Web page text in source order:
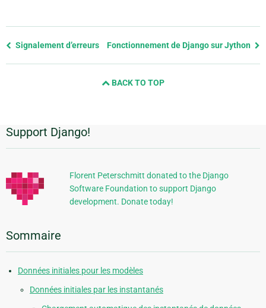
Previous
Signalement d’erreurs Fonctionnement de Django sur Jython
BACK TO TOP
Informations
supplémentaires
Support Django!
Florent Peterschmitt donated to the Django
Software Foundation to support Django
development. Donate today!
Sommaire
Données initiales pour les modèles
Données initiales par les instantanés